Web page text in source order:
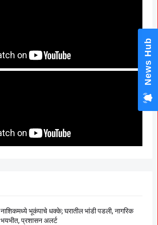
नाशिकमध्ये भूकंपाचे धक्के; घरातील भांडी पडली, नागरिक
भयभीत, प्रशासन अलर्ट
News Hub